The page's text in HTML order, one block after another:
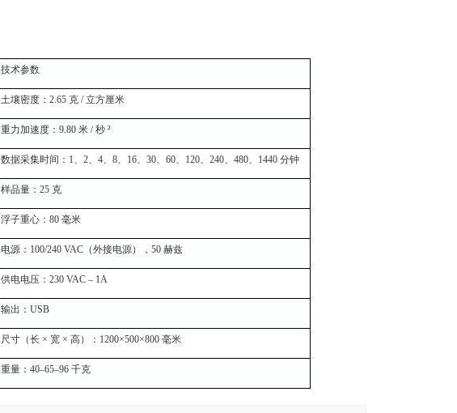
技术参数
土壤密度：2.65 克 / 立方厘米
重力加速度：9.80 米 / 秒 ²
数据采集时间：1、2、4、8、16、30、60、120、240、480、1440 分钟
样品量：25 克
浮子重心：80 毫米
电源：100/240 VAC（外接电源），50 赫兹
供电电压：230 VAC – 1A
输出：USB
尺寸（长 × 宽 × 高）：1200×500×800 毫米
重量：40–65–96 千克